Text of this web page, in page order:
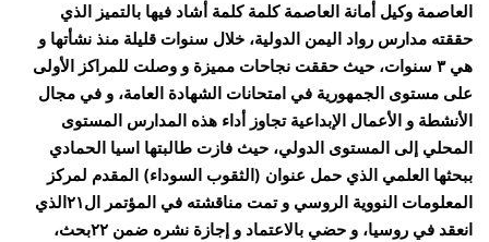
العاصمة وكيل أمانة العاصمة كلمة كلمة أشاد فيها بالتميز الذي
حققته مدارس رواد اليمن الدولية، خلال سنوات قليلة منذ نشأتها و
هي ٣ سنوات، حيث حققت نجاحات مميزة و وصلت للمراكز الأولى
على مستوى الجمهورية في امتحانات الشهادة العامة، و في مجال
الأنشطة و الأعمال الإبداعية تجاوز أداء هذه المدارس المستوى
المحلي إلى المستوى الدولي، حيث فازت طالبتها اسيا الحمادي
ببحثها العلمي الذي حمل عنوان (الثقوب السوداء) المقدم لمركز
المعلومات النووية الروسي و تمت مناقشته في المؤتمر ال٢١الذي
انعقد في روسيا، و حضي بالاعتماد و إجازة نشره ضمن ٢٢بحث،